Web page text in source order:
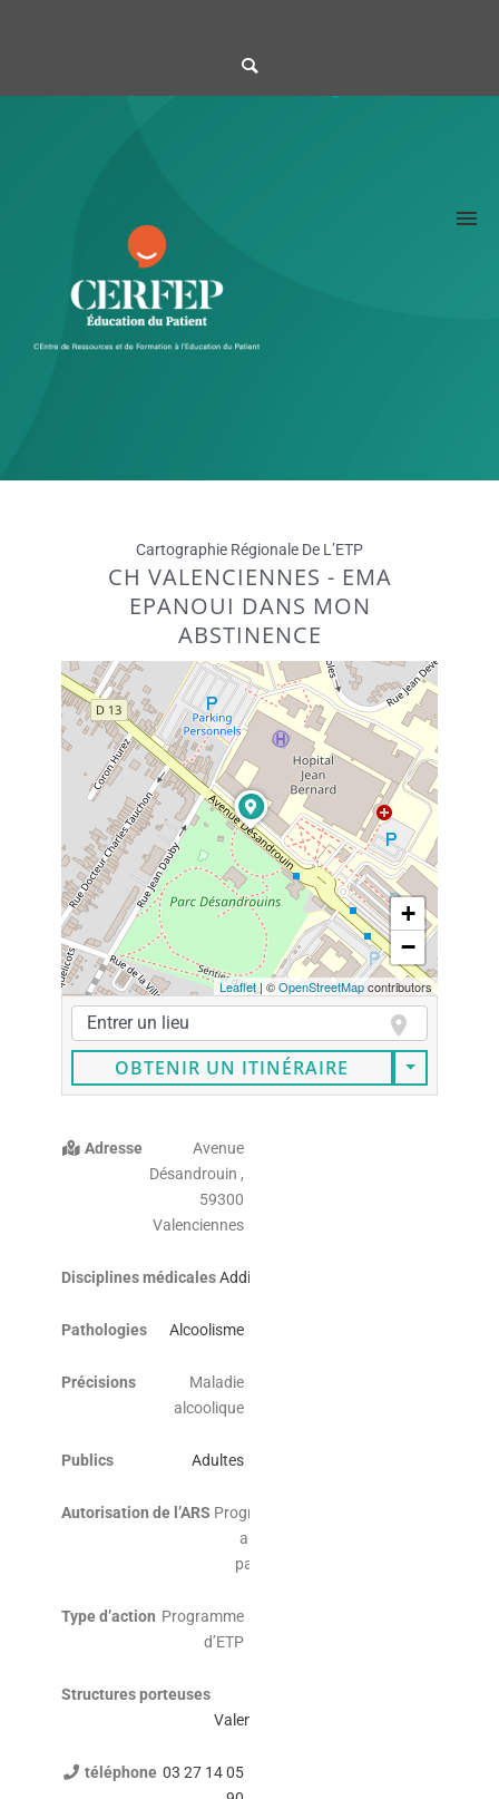
Cartographie Régionale De L’ETP
CH VALENCIENNES - EMA
EPANOUI DANS MON
ABSTINENCE
+
−
Leaflet| ©OpenStreetMapcontributors
OBTENIR UN ITINÉRAIRE
Adresse
Avenue
Désandrouin ,
59300
Valenciennes
Disciplines médicales Addictologie
Pathologies Alcoolisme
Précisions
Maladie
alcoolique
Publics Adultes
Autorisation de l’ARS Programme
autorisé
par l’ARS
Type d’action Programme
d’ETP
Structures porteuses
Valenciennes
téléphone 03 27 14 05